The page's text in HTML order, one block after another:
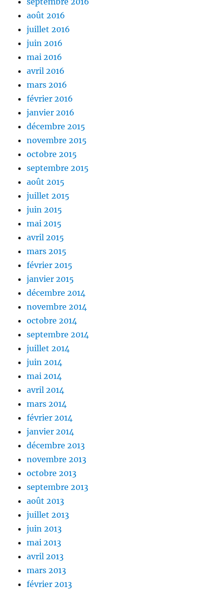
août 2016
juillet 2016
juin 2016
mai 2016
avril 2016
mars 2016
février 2016
janvier 2016
décembre 2015
novembre 2015
octobre 2015
septembre 2015
août 2015
juillet 2015
juin 2015
mai 2015
avril 2015
mars 2015
février 2015
janvier 2015
décembre 2014
novembre 2014
octobre 2014
septembre 2014
juillet 2014
juin 2014
mai 2014
avril 2014
mars 2014
février 2014
janvier 2014
décembre 2013
novembre 2013
octobre 2013
septembre 2013
août 2013
juillet 2013
juin 2013
mai 2013
avril 2013
mars 2013
février 2013